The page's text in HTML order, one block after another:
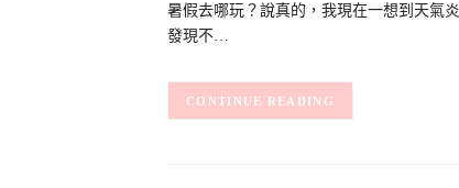
暑假去哪玩？說真的，我現在一想到天氣
發現不…
CONTINUE READING